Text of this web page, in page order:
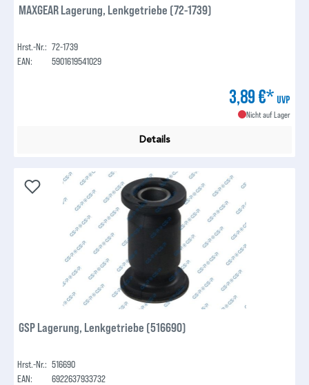
MAXGEAR Lagerung, Lenkgetriebe (72-1739)
Hrst.-Nr.: 72-1739
EAN:
5901619541029
3,89 €* UVP
Nicht auf Lager
Details
GSP Lagerung, Lenkgetriebe (516690)
Hrst.-Nr.: 516690
EAN:
6922637933732